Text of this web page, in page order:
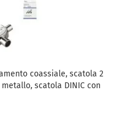
coassiale, scatola 2
scatola DINIC con